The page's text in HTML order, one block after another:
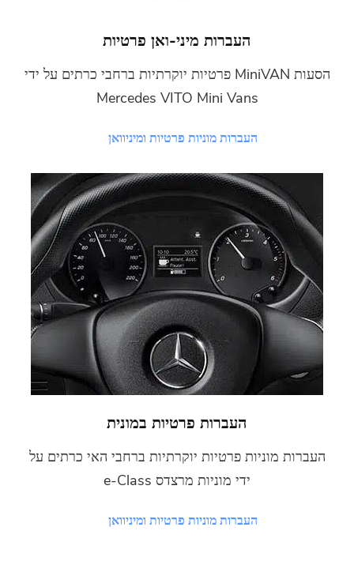
העברות מיני-ואן פרטיות
הסעות MiniVAN פרטיות יוקרתיות ברחבי כרתים על ידי
Mercedes VITO Mini Vans
העברות מוניות פרטיות ומיניוואן
העברות פרטיות במונית
פרטיות יוקרתיות ברחבי האי כרתים על
ידי מוניות מרצדס e-Class
העברות מוניות פרטיות ומיניוואן